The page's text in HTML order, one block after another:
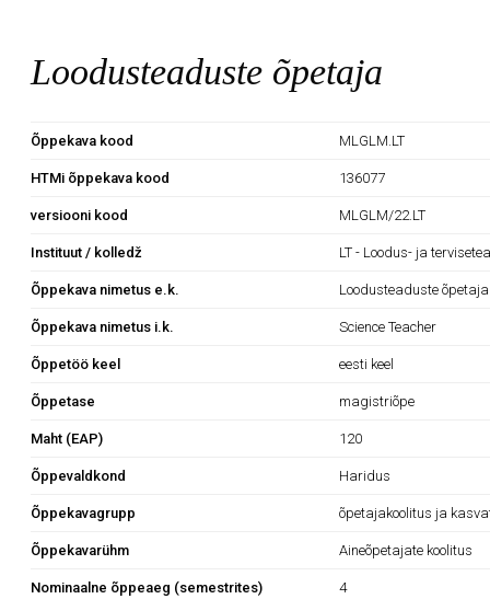
Loodusteaduste õpetaja
Õppekava kood MLGLM.LT
HTMi õppekava kood 136077
versiooni kood MLGLM/22.LT
Instituut / kolledž LT - Loodus- ja
Õppekava nimetus e.k. Loodusteaduste õpetaja
Õppekava nimetus i.k. Science Teacher
Õppetöö keel eesti keel
Õppetase magistriõpe
Maht (EAP) 120
Õppevaldkond Haridus
Õppekavagrupp õpetajakoolitus ja
Õppekavarühm Aineõpetajate koolitus
Nominaalne õppeaeg (semestrites) 4